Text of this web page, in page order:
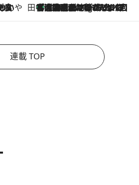
のテリーヌ 田中稲の勝手に再ブーム
11 Hours Ago
「湘南乃風に憧れて」観客大盛上がりの“タオル回し”に、ラッパー顔負けの高速歌唱まで…さだまさし（74）のアグレッシブすぎる現在地
連載 TOP